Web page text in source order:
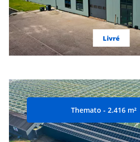
Livré
Themato - 2.416 m²